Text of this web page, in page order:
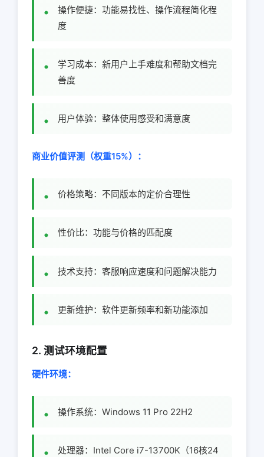
操作便捷：功能易找性、操作流程简化程
度
学习成本：新用户上手难度和帮助文档完
善度
用户体验：整体使用感受和满意度
商业价值评测（权重15%）：
价格策略：不同版本的定价合理性
性价比：功能与价格的匹配度
技术支持：客服响应速度和问题解决能力
更新维护：软件更新频率和新功能添加
2. 测试环境配置
硬件环境：
操作系统：Windows 11 Pro 22H2
处理器：Intel Core i7-13700K（16核24